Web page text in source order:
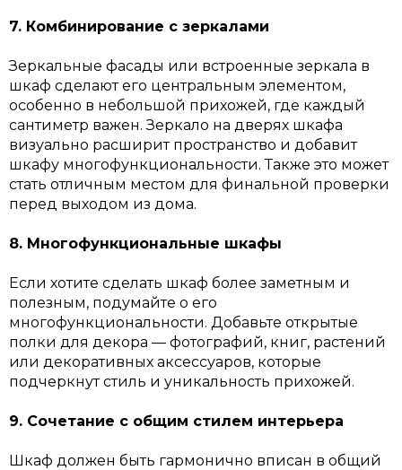
7. Комбинирование с зеркалами
Зеркальные фасады или встроенные зеркала в
шкаф сделают его центральным элементом,
особенно в небольшой прихожей, где каждый
сантиметр важен. Зеркало на дверях шкафа
визуально расширит пространство и добавит
шкафу многофункциональности. Также это может
стать отличным местом для финальной проверки
перед выходом из дома.
8. Многофункциональные шкафы
Если хотите сделать шкаф более заметным и
полезным, подумайте о его
многофункциональности. Добавьте открытые
полки для декора — фотографий, книг, растений
или декоративных аксессуаров, которые
подчеркнут стиль и уникальность прихожей.
9. Сочетание с общим стилем интерьера
Шкаф должен быть гармонично вписан в общий